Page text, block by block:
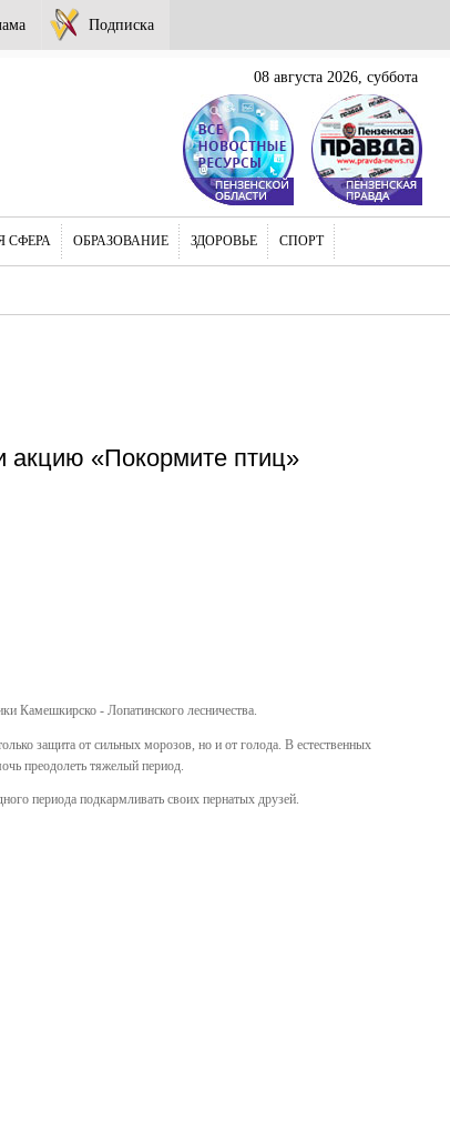
Подписка
08 августа 2026, суббота
СФЕРА ОБРАЗОВАНИЕ ЗДОРОВЬЕ СПОРТ
акцию «Покормите птиц»
Камешкирско - Лопатинского лесничества.
защита от сильных морозов, но и от голода. В естественных
преодолеть тяжелый период.
периода подкармливать своих пернатых друзей.